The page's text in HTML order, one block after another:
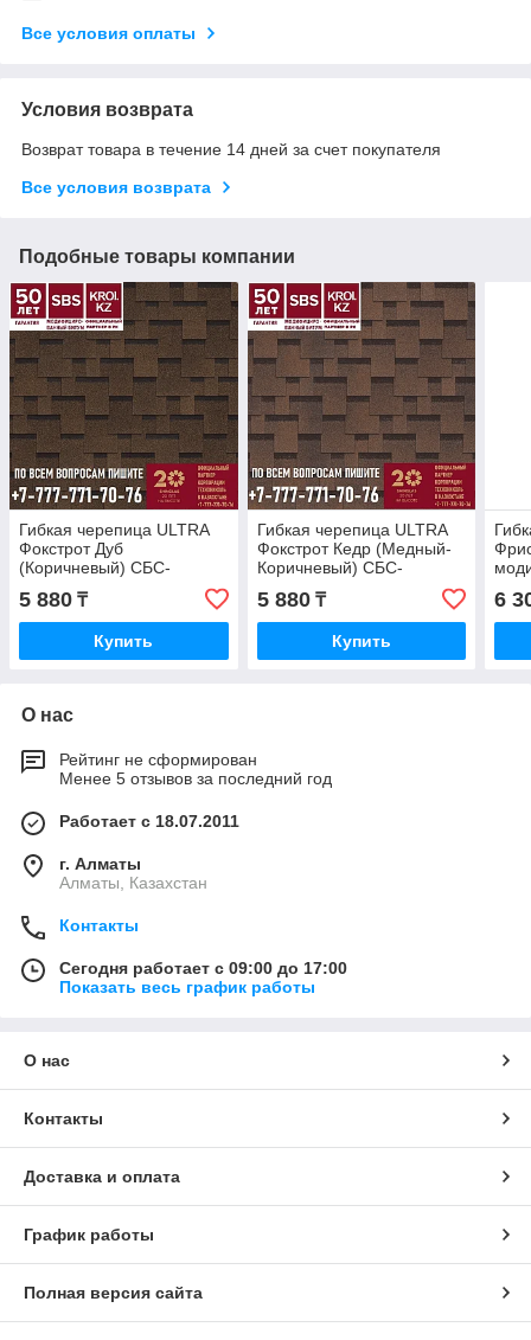
Все условия оплаты
Условия возврата
Возврат товара в течение 14 дней за счет покупателя
Все условия возврата
Подобные товары компании
Гибкая черепица ULTRA
Фокстрот Дуб
(Коричневый) СБС-
(Гарантия 50 лет)
5 880 ₸
Купить
Гибкая черепица ULTRA
Фокстрот Кедр (Медный-
Коричневый) СБС-
(Гарантия 50 лет)
5 880₸
Купить
6
О нас
Рейтинг не сформирован
Менее 5 отзывов за последний год
Работает с 18.07.2011
г. Алматы
Алматы, Казахстан
Контакты
Сегодня работает с 09:00 до 17:00
Показать весь график работы
О нас
Контакты
Доставка и оплата
График работы
Полная версия сайта